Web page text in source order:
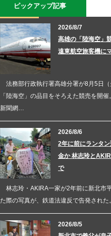
ピックアップ記事
2026/8/7
高雄の「陸海空」
遠東航空旅客機に
法務部行政執行署高雄分署が8月5日（
「陸海空」の品目をそろえた競売を開催
新聞網…
2026/8/6
2年に前にランタ
金か 林志玲と
で
林志玲・AKIRA一家が2年前に新北市
た際の写真が、鉄道法違反で告発され
2026/8/5